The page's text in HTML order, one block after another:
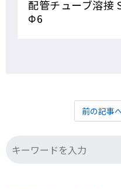
配管チューブ溶接
Φ6
前の記事